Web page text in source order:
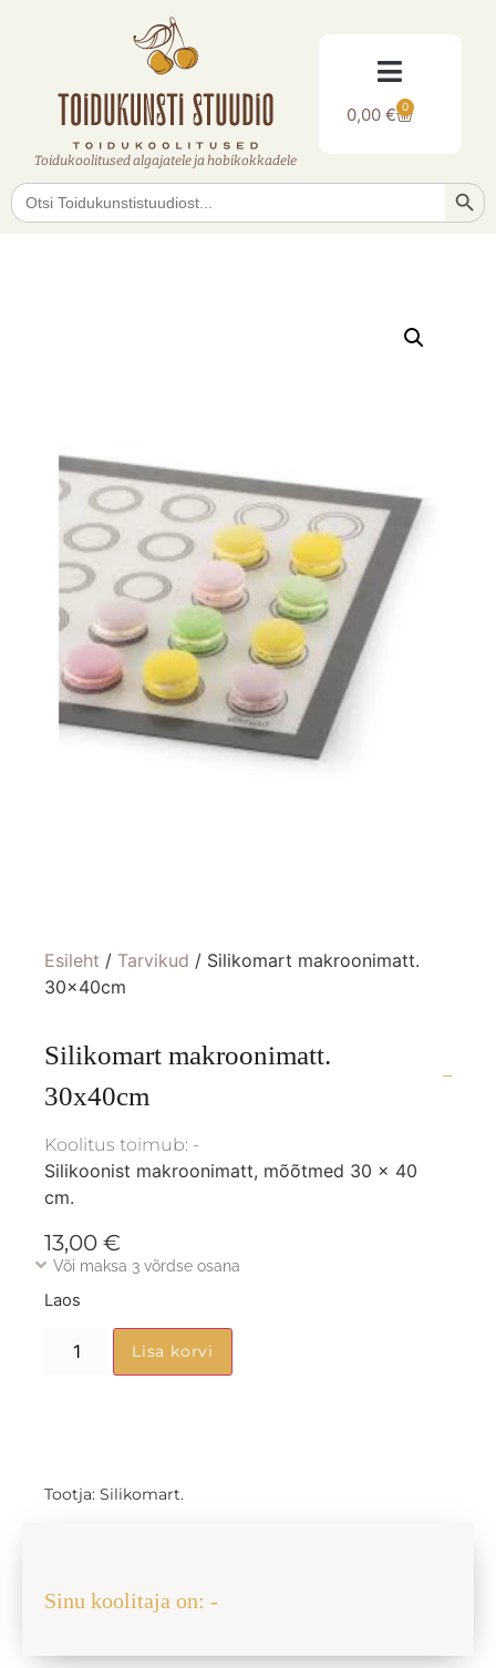
Toidukoolitused algajatele ja hobikokkadele
0,00€ 0
Search
for:
Esileht / Tarvikud / Silikomart makroonimatt.
30x40cm
Silikomart makroonimatt.
30x40cm
Koolitus toimub: -
Silikoonist makroonimatt, mõõtmed 30 x 40
cm.
13,00 €
Või maksa 3 võrdse osana
Laos
Lisa korvi
Tootja: Silikomart.
Sinu koolitaja on: -